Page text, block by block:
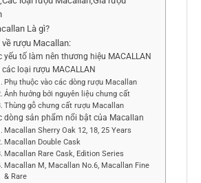
Là gì?
về rượu Macallan:
yếu tố làm nên thương hiệu MACALLAN
các loại rượu MACALLAN
Phụ thuộc vào các dòng rượu Macallan
Ảnh hưởng bởi nguyên liệu chưng cất
Thùng gỗ chưng cất rượu Macallan
dòng sản phẩm nổi bật của Macallan
Macallan Sherry Oak 12, 18, 25 Years
Macallan Double Cask
Macallan Rare Cask, Edition Series
Macallan M, Macallan No.6, Macallan Fine
& Rare